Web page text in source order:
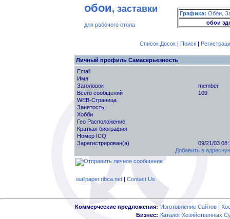
обои, заставки
для рабочего стола
Графика: Обои,
обои
Список Досок | Поиск |
Личный профиль Самасерьезность
Email
Имя
Заголовок
member
Всего сообщений
109
WEB-Страница
Занятость
Хобби
Гео Расположение
Краткая биография
Номер ICQ
Зарегистрирован(а)
09/21/03
Добавить в
wallpaper.ribca.net| Contact Us
Коммерческие предложения: Изготовление Сайтов |
Бизнес: Каталог Хозяйственных